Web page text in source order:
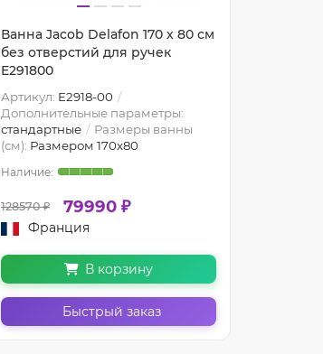
Ванна Jacob Delafon 170 х 80 см
без отверстий для ручек
E291800
Артикул: E2918-00
Дополнительные параметры:
стандартные
Размеры ванны
(см): Размером 170x80
128570 ₽ 79990 ₽
Франция
В корзину
Быстрый заказ